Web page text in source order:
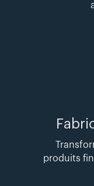
produits